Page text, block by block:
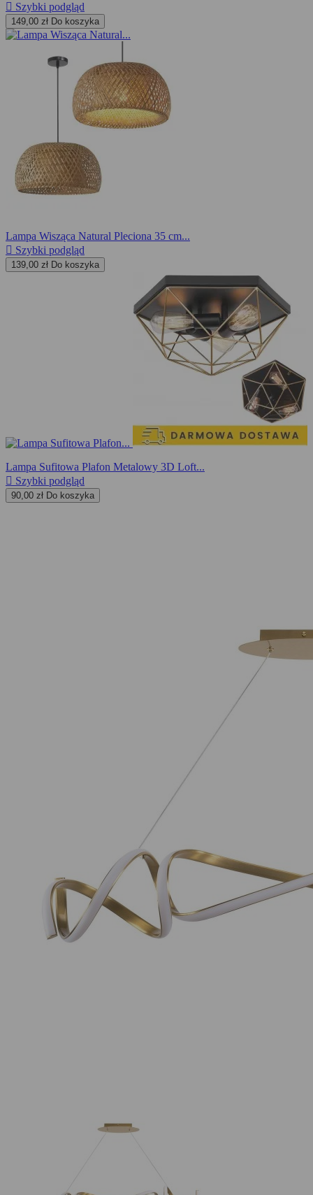
 Szybki podgląd
149,00 zł Do koszyka
Lampa Wisząca Natural Pleciona 35 cm...
 Szybki podgląd
139,00 zł Do koszyka
Lampa Sufitowa Plafon Metalowy 3D Loft...
 Szybki podgląd
90,00 zł Do koszyka